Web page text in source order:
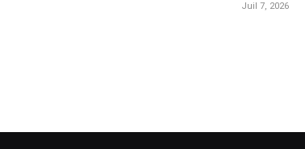
Juil 7, 2026